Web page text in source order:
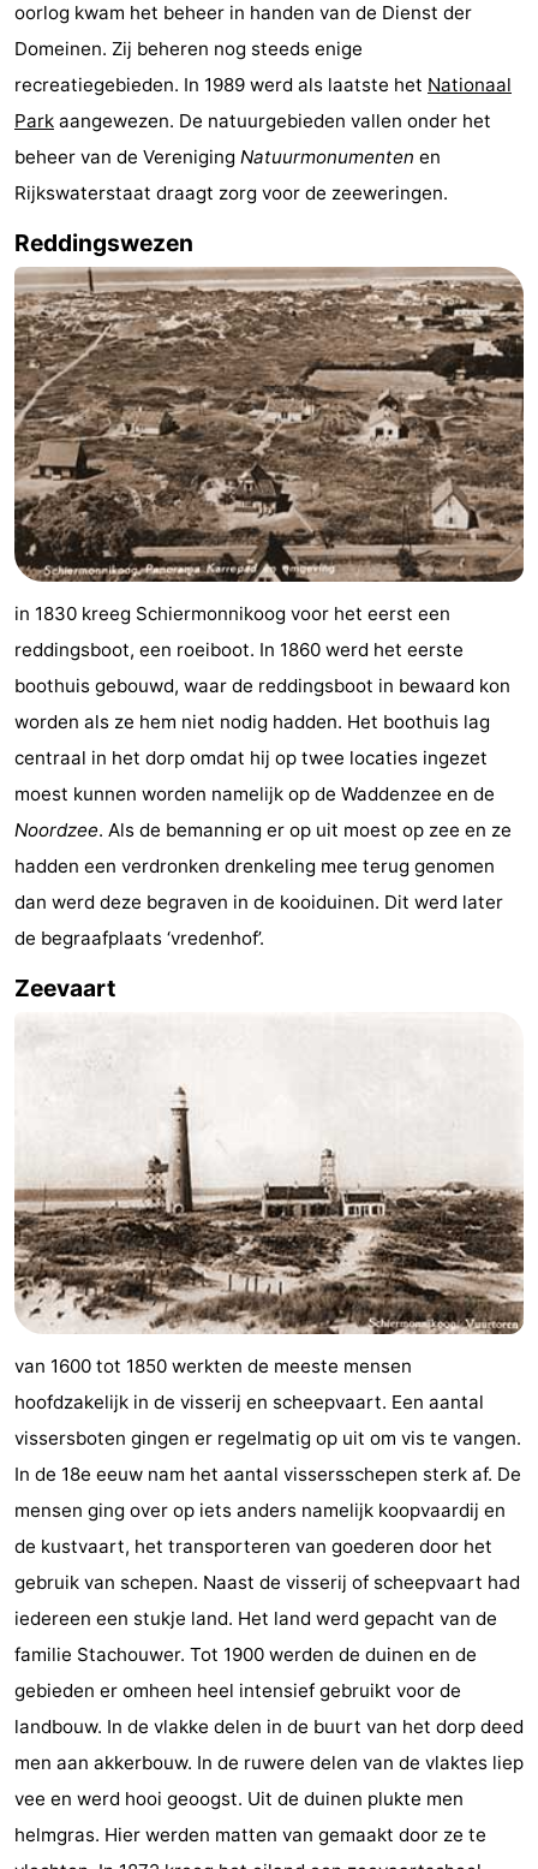
Vuurtorens
Attracties
Speeltuinen
Sporten
Fietsen
-
Wandelen
-
Wadlopen
Eten
en
drinken
Zeehonden
Nationaal
Park
Evenementen
Praktisch
Forum
-
Reisboekenwinkel
Medische
adressen
Regio
Friesland
Waddeneilanden
-
Ameland
-
Terschelling
-
Vlieland
-
Contact
oorlog kwam het beheer in handen van de Dienst der
Domeinen. Zij beheren nog steeds enige
recreatiegebieden. In 1989 werd als laatste het Nationaal
Park aangewezen. De natuurgebieden vallen onder het
beheer van de Vereniging Natuurmonumenten en
Rijkswaterstaat draagt zorg voor de zeeweringen.
Reddingswezen
in 1830 kreeg Schiermonnikoog voor het eerst een
reddingsboot, een roeiboot. In 1860 werd het eerste
boothuis gebouwd, waar de reddingsboot in bewaard kon
worden als ze hem niet nodig hadden. Het boothuis lag
centraal in het dorp omdat hij op twee locaties ingezet
moest kunnen worden namelijk op de Waddenzee en de
Noordzee. Als de bemanning er op uit moest op zee en ze
hadden een verdronken drenkeling mee terug genomen
dan werd deze begraven in de kooiduinen. Dit werd later
de begraafplaats ‘vredenhof’.
Zeevaart
van 1600 tot 1850 werkten de meeste mensen
hoofdzakelijk in de visserij en scheepvaart. Een aantal
vissersboten gingen er regelmatig op uit om vis te vangen.
In de 18e eeuw nam het aantal vissersschepen sterk af. De
mensen ging over op iets anders namelijk koopvaardij en
de kustvaart, het transporteren van goederen door het
gebruik van schepen. Naast de visserij of scheepvaart had
iedereen een stukje land. Het land werd gepacht van de
familie Stachouwer. Tot 1900 werden de duinen en de
gebieden er omheen heel intensief gebruikt voor de
landbouw. In de vlakke delen in de buurt van het dorp deed
men aan akkerbouw. In de ruwere delen van de vlaktes liep
vee en werd hooi geoogst. Uit de duinen plukte men
helmgras. Hier werden matten van gemaakt door ze te